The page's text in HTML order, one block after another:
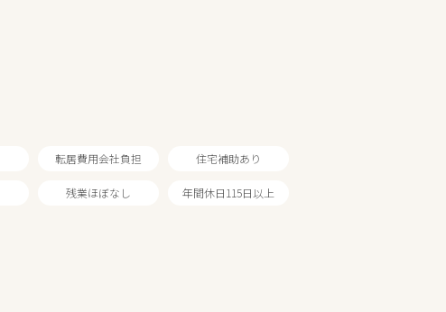
転居費用会社負担 住宅補助あり
残業ほぼなし 年間休日115日以上